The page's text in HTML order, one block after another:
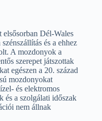
Dél-Wales
és a ehhez
A mozdonyok a
szerepet játszottak
egészen a 20. század
mozdonyokat
és elektromos
és a szolgálati időszak
nem állnak